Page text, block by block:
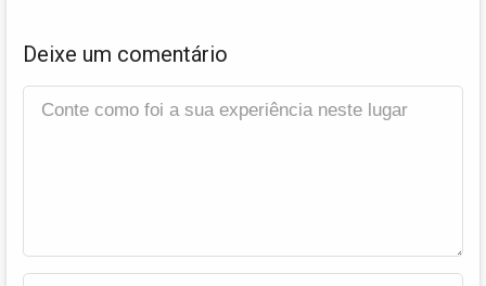
Deixe um comentário